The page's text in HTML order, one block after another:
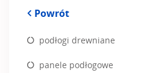
Powrót
podłogi drewniane
panele podłogowe